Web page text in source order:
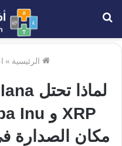
الرئيسية »
مكان الصدارة